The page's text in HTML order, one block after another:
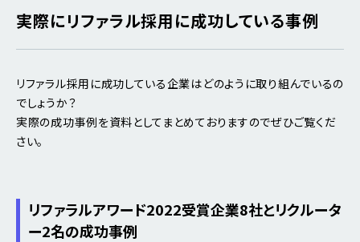
実際にリファラル採用に成功している事例
リファラル採用に成功している企業はどのように取り組んでいるの
でしょうか？
実際の成功事例を資料としてまとめておりますのでぜひご覧くだ
さい。
リファラルアワード2022受賞企業8社とリクルータ
ー2名の成功事例